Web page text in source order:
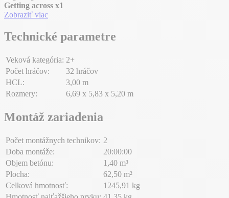
Getting across x1
Zobraziť viac
Technické parametre
Veková kategória: 2+
Počet hráčov:
32 hráčov
HCL:
3,00 m
Rozmery:
6,69 x 5,83 x 5,20 m
Montáž zariadenia
Počet montážnych technikov: 2
Doba montáže:
20:00:00
Objem betónu:
1,40 m³
Plocha:
62,50 m²
Celková hmotnosť:
1245,91 kg